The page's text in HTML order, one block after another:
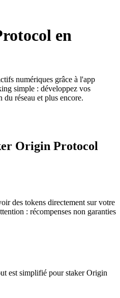
en
numériques grâce à l'app
simple : développez vos
réseau et plus encore.
Origin Protocol
des tokens directement sur votre
: récompenses non garanties
est simplifié pour staker Origin